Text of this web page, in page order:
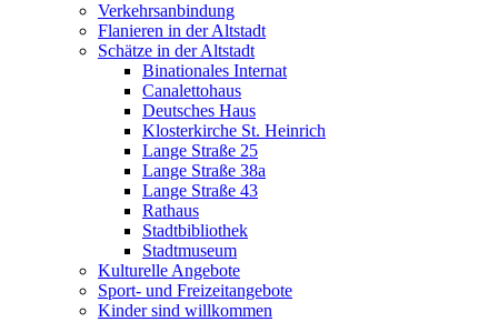
Verkehrsanbindung
Flanieren in der Altstadt
Schätze in der Altstadt
Binationales Internat
Canalettohaus
Deutsches Haus
Klosterkirche St. Heinrich
Lange Straße 25
Lange Straße 38a
Lange Straße 43
Rathaus
Stadtbibliothek
Stadtmuseum
Kulturelle Angebote
Sport- und Freizeitangebote
Kinder sind willkommen